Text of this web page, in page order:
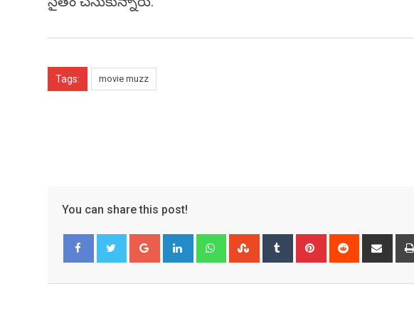
Tags: movie muzz
You can share this post!
Google+ LinkedIn WhatsappStumbleUpon
Tumblr Pinterest Reddit
Share